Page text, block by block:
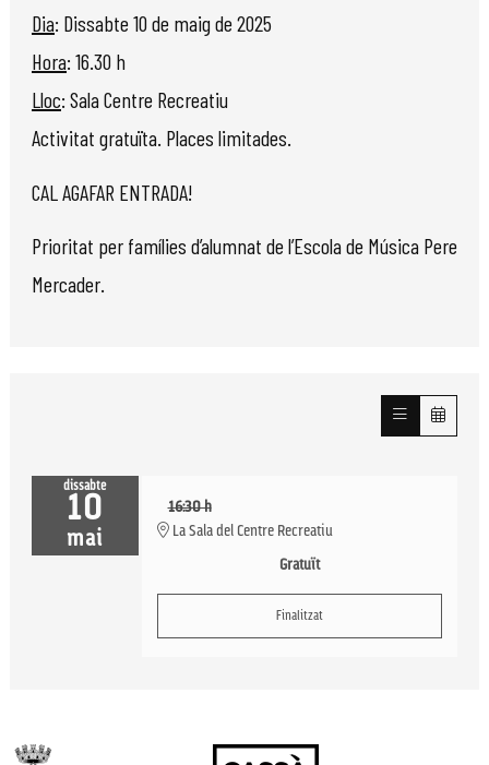
Dia: Dissabte 10 de maig de 2025
Hora: 16.30 h
Lloc: Sala Centre Recreatiu
Activitat gratuïta. Places limitades.
CAL AGAFAR ENTRADA!
Prioritat per famílies d’alumnat de l’Escola de Música Pere
Mercader.
dissabte
10
mai
16:30 h
La Sala del Centre Recreatiu
Gratuït
Finalitzat